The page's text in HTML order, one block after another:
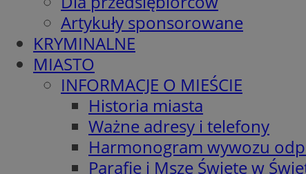
Artykuły sponsorowane
KRYMINALNE
MIASTO
INFORMACJE O MIEŚCIE
Historia miasta
Ważne adresy i telefony
Harmonogram wywozu
Parafie i Msze Święte w